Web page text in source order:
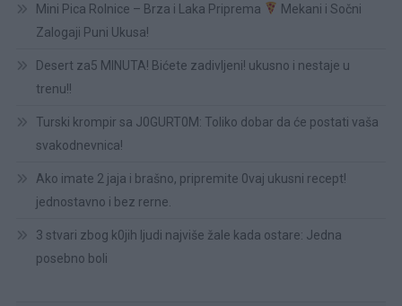
Mini Pica Rolnice – Brza i Laka Priprema
Mekani i Sočni
Zalogaji Puni Ukusa!
Desert za5 MINUTA! Bićete zadivljeni! ukusno i nestaje u
trenu!!
Turski krompir sa J0GURT0M: Toliko dobar da će postati vaša
svakodnevnica!
Ako imate 2 jaja i brašno, pripremite 0vaj ukusni recept!
jednostavno i bez rerne.
3 stvari zbog k0jih ljudi najviše žale kada ostare: Jedna
posebno boli